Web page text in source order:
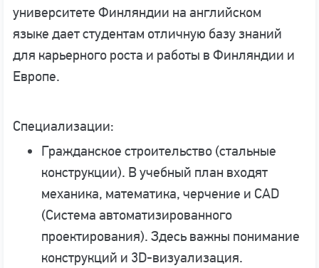
университете Финляндии на английском
языке дает студентам отличную базу знаний
для карьерного роста и работы в Финляндии и
Европе.
Специализации:
Гражданское строительство (стальные
конструкции). В учебный план входят
механика, математика, черчение и CAD
(Система автоматизированного
проектирования). Здесь важны понимание
конструкций и 3D-визуализация.